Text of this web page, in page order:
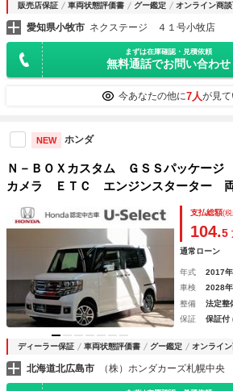
販売店保証 車両状態評価書 グー鑑定 オンライン商談
愛知県小牧市 ネクステージ ４１号小牧店
まずは在庫確認・見積依頼
無料通話でお問い合わせ
今あなたの他に7人が見
NEW ホンダ
Ｎ－ＢＯＸカスタム ＧＳＳパッケー
カメラ ＥＴＣ エンジンスターター 両
ア ＨＩＤ フルセグ Ｂカメラ １オ
パワーウィンドウ キーレス 電動格
支払総額(
104.5
通常ローン
年式 2017年
車検
2028年
整備
法定整
保証
保証付
ディーラー保証 車両状態評価書 グー鑑定 オンライ
北海道北広島市